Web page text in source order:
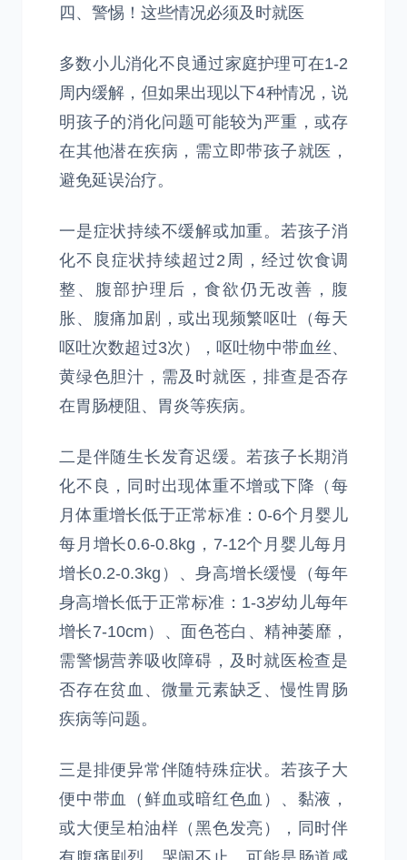
四、警惕！这些情况必须及时就医
多数小儿消化不良通过家庭护理可在1-2
周内缓解，但如果出现以下4种情况，说
明孩子的消化问题可能较为严重，或存
在其他潜在疾病，需立即带孩子就医，
避免延误治疗。
一是症状持续不缓解或加重。若孩子消
化不良症状持续超过2周，经过饮食调
整、腹部护理后，食欲仍无改善，腹
胀、腹痛加剧，或出现频繁呕吐（每天
呕吐次数超过3次），呕吐物中带血丝、
黄绿色胆汁，需及时就医，排查是否存
在胃肠梗阻、胃炎等疾病。
二是伴随生长发育迟缓。若孩子长期消
化不良，同时出现体重不增或下降（每
月体重增长低于正常标准：0-6个月婴儿
每月增长0.6-0.8kg，7-12个月婴儿每月
增长0.2-0.3kg）、身高增长缓慢（每年
身高增长低于正常标准：1-3岁幼儿每年
增长7-10cm）、面色苍白、精神萎靡，
需警惕营养吸收障碍，及时就医检查是
否存在贫血、微量元素缺乏、慢性胃肠
疾病等问题。
三是排便异常伴随特殊症状。若孩子大
便中带血（鲜血或暗红色血）、黏液，
或大便呈柏油样（黑色发亮），同时伴